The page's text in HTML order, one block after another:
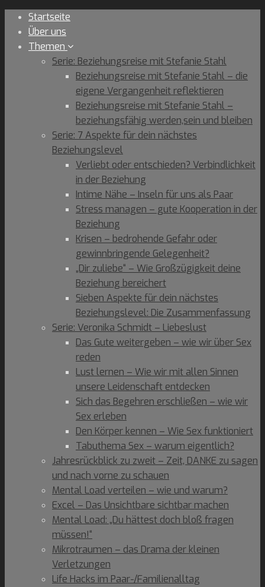
Skip
content
Startseite
Über uns
Themen
Serie: Beziehungsreise mit Stefanie Stahl
Beziehungsreise mit Stefanie Stahl – die
eigene Vergangenheit reflektieren
Beziehungsreise mit Stefanie Stahl –
beziehungsfähig werden,sein und bleiben
Serie: 7 Aspekte für dein nächstes
Beziehungslevel
Verliebt oder entschieden? Verbindlichkeit
in der Beziehung
Intime Nähe – Inseln für uns als Paar
Stress managen – gute Kooperation in der
Beziehung
Krisen – bedrohende Gefahr oder
gewinnbringende Gelegenheit?
„Dir zuliebe“ – Wie Großzügigkeit deine
Beziehung bereichert
Sieben Aspekte für dein nächstes
Beziehungslevel: Die Zusammenfassung
Serie: Veronika Schmidt – Liebeslust
Das Gute weitergeben – wie wir über Sex
reden
Lust lernen – Wie wir mit allen Sinnen
unsere Leidenschaft entdecken
Sich das Begehren erschließen – wie wir
Sex erleben
Den Körper kennen – Wie Sex funktioniert
Tabuthema Sex – warum eigentlich?
Jahresrückblick zu zweit – Zeit, DANKE zu sagen
und nach vorne zu schauen
Mental Load verteilen – wie und warum?
Excel – Das Unsichtbare sichtbar machen
Mental Load: „Du hättest doch bloß fragen
müssen!“
Mikrotraumen – das Drama der kleinen
Verletzungen
Life Hacks im Paar-/Familienalltag